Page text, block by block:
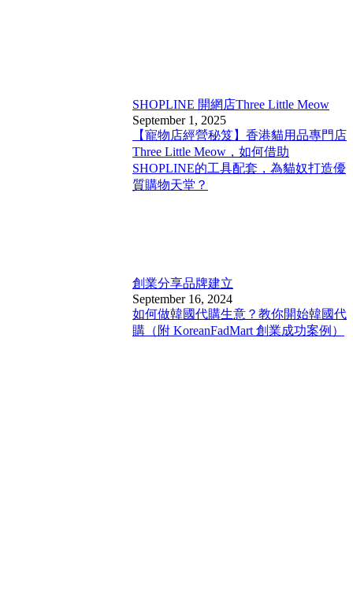
SHOPLINE 開網店Three Little Meow
September 1, 2025
【寵物店經營秘笈】香港貓用品專門店
Three Little Meow，如何借助
SHOPLINE的工具配套，為貓奴打造優
質購物天堂？
創業分享品牌建立
September 16, 2024
如何做韓國代購生意？教你開始韓國代
購（附 KoreanFadMart 創業成功案例）